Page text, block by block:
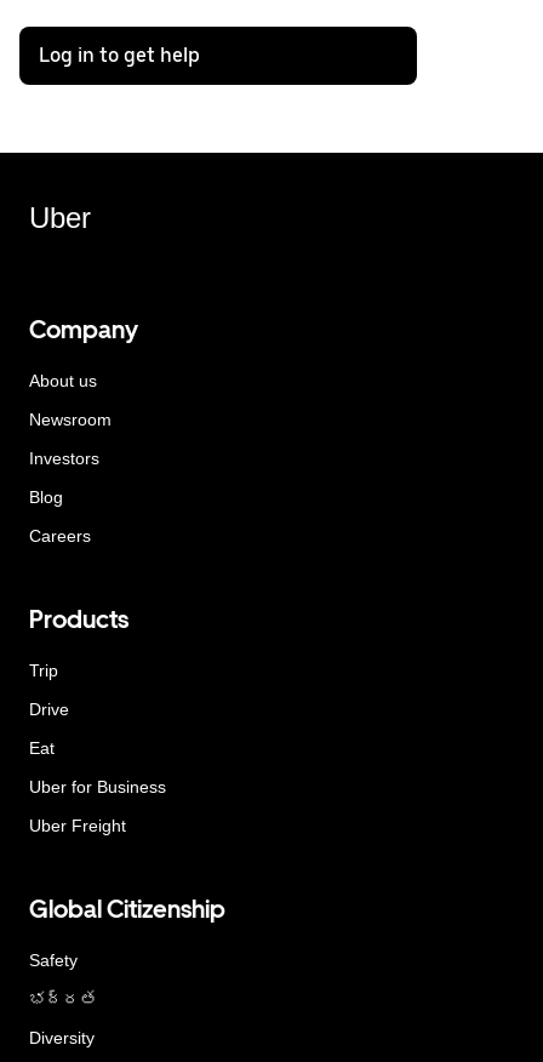
Log in to get help
Uber
Company
About us
Newsroom
Investors
Blog
Careers
Products
Trip
Drive
Eat
Uber for Business
Uber Freight
Global Citizenship
Safety
భద్రత
Diversity